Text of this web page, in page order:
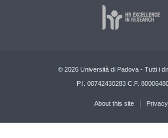
© 2026 Università di Padova - Tutti i
P.I. 00742430283 C.F.
About this site Privacy